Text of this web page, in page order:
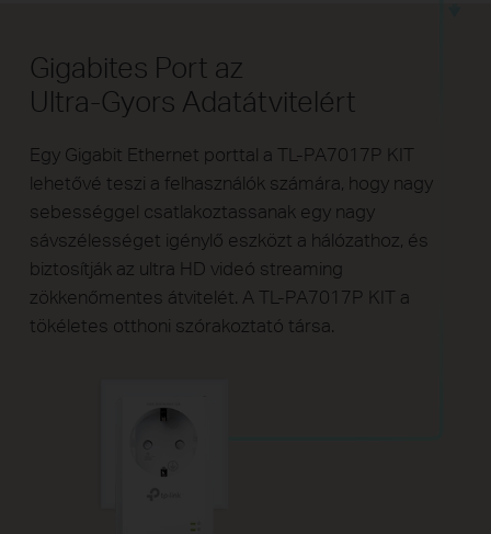
Gigabites Port az
Ultra-Gyors Adatátvitelért
Egy Gigabit Ethernet porttal a TL-PA7017P KIT
lehetővé teszi a felhasználók számára, hogy nagy
sebességgel csatlakoztassanak egy nagy
sávszélességet igénylő eszközt a hálózathoz, és
biztosítják az ultra HD videó streaming
zökkenőmentes átvitelét. A TL-PA7017P KIT a
tökéletes otthoni szórakoztató társa.